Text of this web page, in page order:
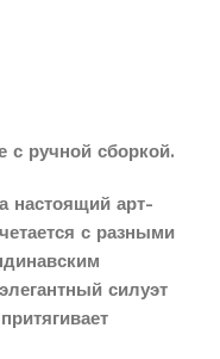
с ручной сборкой.
настоящий арт-
с разными
силуэт